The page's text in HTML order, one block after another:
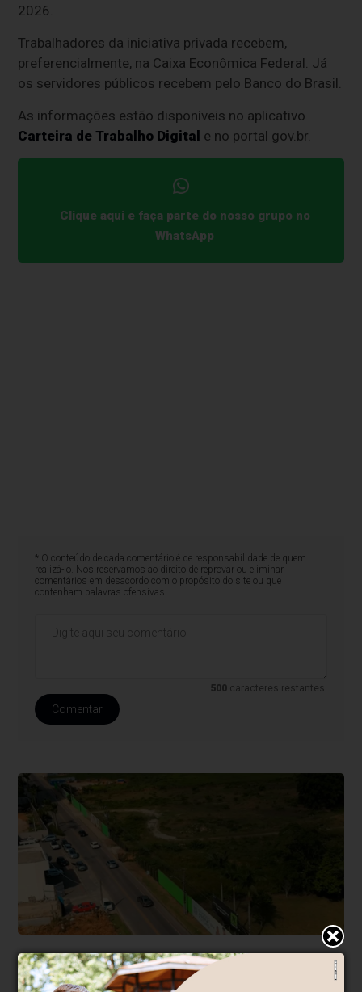
2026.
Trabalhadores da iniciativa privada recebem,
preferencialmente, na Caixa Econômica Federal. Já
os servidores públicos recebem pelo Banco do Brasil.
As informações estão disponíveis no aplicativo
Carteira de Trabalho Digital e no portal gov.br.
Clique aqui e faça parte do nosso grupo no
WhatsApp
* O conteúdo de cada comentário é de responsabilidade de quem
realizá-lo. Nos reservamos ao direito de reprovar ou eliminar
comentários em desacordo com o propósito do site ou que
contenham palavras ofensivas.
500 caracteres restantes.
Comentar
Negócios Há 6 horas
Maior complexo hospitalar da Costa